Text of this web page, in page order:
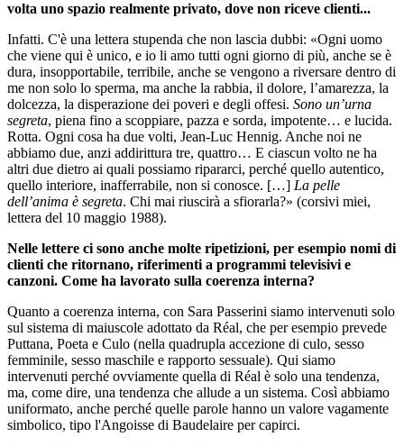
volta uno spazio realmente privato, dove non riceve clienti...
Infatti. C'è una lettera stupenda che non lascia dubbi: «Ogni uomo
che viene qui è unico, e io li amo tutti ogni giorno di più, anche se è
dura, insopportabile, terribile, anche se vengono a riversare dentro di
me non solo lo sperma, ma anche la rabbia, il dolore, l’amarezza, la
dolcezza, la disperazione dei poveri e degli offesi. Sono un’urna
segreta, piena fino a scoppiare, pazza e sorda, impotente… e lucida.
Rotta. Ogni cosa ha due volti, Jean-Luc Hennig. Anche noi ne
abbiamo due, anzi addirittura tre, quattro… E ciascun volto ne ha
altri due dietro ai quali possiamo ripararci, perché quello autentico,
quello interiore, inafferrabile, non si conosce. […] La pelle
dell’anima è segreta. Chi mai riuscirà a sfiorarla?» (corsivi miei,
lettera del 10 maggio 1988).
Nelle lettere ci sono anche molte ripetizioni, per esempio nomi di
clienti che ritornano, riferimenti a programmi televisivi e
canzoni. Come ha lavorato sulla coerenza interna?
Quanto a coerenza interna, con Sara Passerini siamo intervenuti solo
sul sistema di maiuscole adottato da Réal, che per esempio prevede
Puttana, Poeta e Culo (nella quadrupla accezione di culo, sesso
femminile, sesso maschile e rapporto sessuale). Qui siamo
intervenuti perché ovviamente quella di Réal è solo una tendenza,
ma, come dire, una tendenza che allude a un sistema. Così abbiamo
uniformato, anche perché quelle parole hanno un valore vagamente
simbolico, tipo l'Angoisse di Baudelaire per capirci.